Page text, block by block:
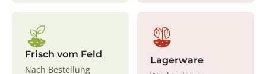
Frisch vom Feld
Nach Bestellung
Lagerware